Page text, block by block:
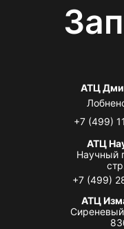
АТЦ
+7 (499)
АТЦ
Научный
+7 (499)
АТЦ